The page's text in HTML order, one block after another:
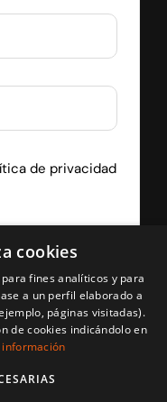
de privacidad
cookies
fines analíticos y para
a un perfil elaborado a
páginas visitadas).
de cookies indicándolo en
información